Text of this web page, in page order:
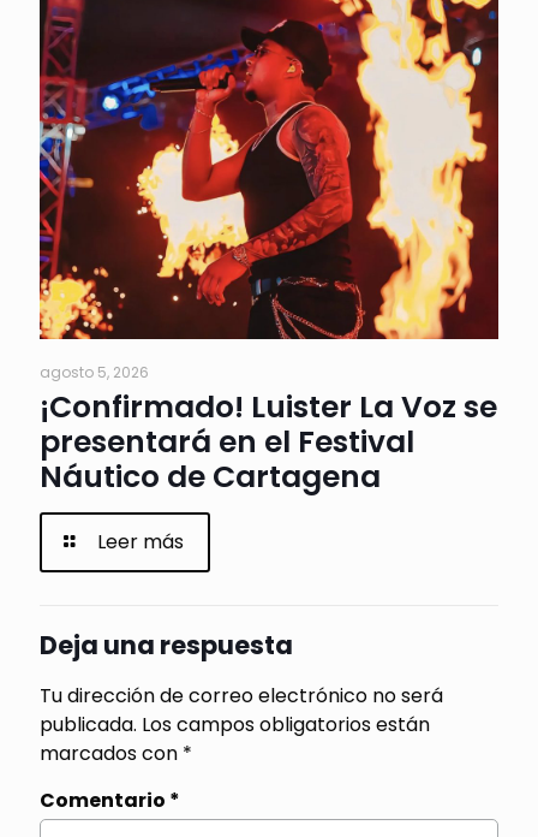
agosto 5, 2026
¡Confirmado! Luister La Voz se
presentará en el Festival
Náutico de Cartagena
Leer más
Deja una respuesta
Tu dirección de correo electrónico no será
publicada. Los campos obligatorios están
marcados con *
Comentario *